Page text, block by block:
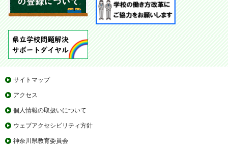
サイトマップ
アクセス
個人情報の取扱いについて
ウェブアクセシビリティ方針
神奈川県教育委員会